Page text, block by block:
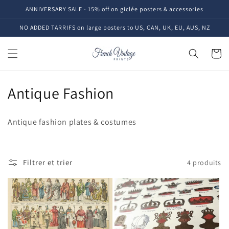
passer
contenu
ANNIVERSARY SALE - 15% off on giclée posters & accessories
NO ADDED TARRIFS on large posters to US, CAN, UK, EU, AUS, NZ
Panier
C
e
c
t
Antique Fashion
Antique fashion plates & costumes
Filtrer et trier 4 produits